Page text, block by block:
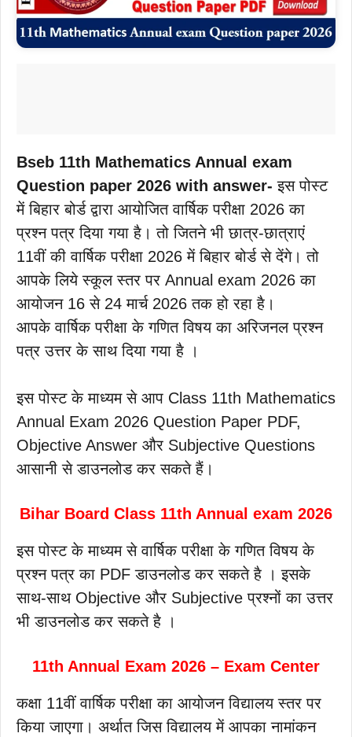
Bseb 11th Mathematics Annual exam
Question paper 2026 with answer- इस पोस्ट
में बिहार बोर्ड द्वारा आयोजित वार्षिक परीक्षा 2026 का
प्रश्न पत्र दिया गया है। तो जितने भी छात्र-छात्राएं
11वीं की वार्षिक परीक्षा 2026 में बिहार बोर्ड से देंगे। तो
आपके लिये स्कूल स्तर पर Annual exam 2026 का
आयोजन 16 से 24 मार्च 2026 तक हो रहा है।
आपके वार्षिक परीक्षा के गणित विषय का अरिजनल प्रश्न
पत्र उत्तर के साथ दिया गया है ।
इस पोस्ट के माध्यम से आप Class 11th Mathematics
Annual Exam 2026 Question Paper PDF,
Objective Answer और Subjective Questions
आसानी से डाउनलोड कर सकते हैं।
Bihar Board Class 11th Annual exam 2026
इस पोस्ट के माध्यम से वार्षिक परीक्षा के गणित विषय के
प्रश्न पत्र का PDF डाउनलोड कर सकते है । इसके
साथ-साथ Objective और Subjective प्रश्नों का उत्तर
भी डाउनलोड कर सकते है ।
11th Annual Exam 2026 – Exam Center
कक्षा 11वीं वार्षिक परीक्षा का आयोजन विद्यालय स्तर पर
किया जाएगा। अर्थात जिस विद्यालय में आपका नामांकन